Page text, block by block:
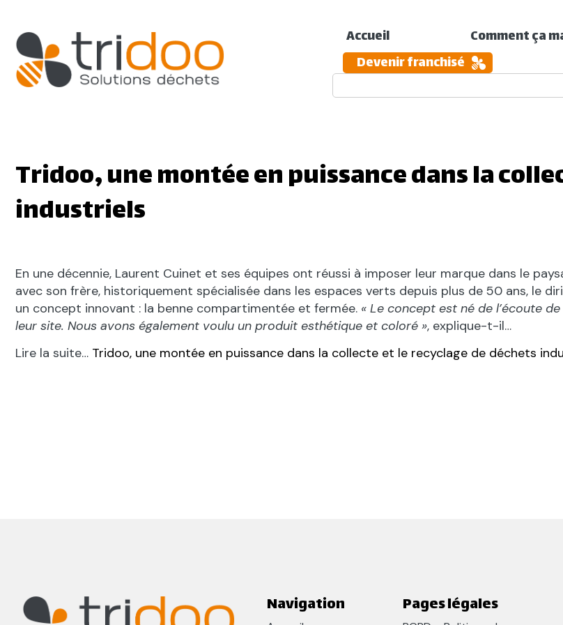
Accueil Comment ça
Devenir franchisé
Tridoo, une montée en puissance dans la
industriels
En une décennie, Laurent Cuinet et ses équipes ont réussi à imposer leur marque dans le
avec son frère, historiquement spécialisée dans les espaces verts depuis plus de 50 ans, le
un concept innovant : la benne compartimentée et fermée. « Le concept est né de l’écoute
leur site. Nous avons également voulu un produit esthétique et coloré », explique-t-il…
Lire la suite… Tridoo, une montée en puissance dans la collecte et le recyclage de déchets
Navigation Pages légales